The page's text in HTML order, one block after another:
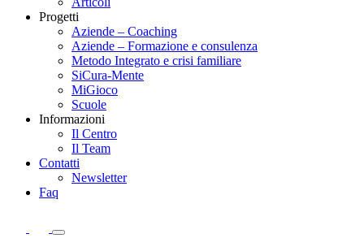
Progetti
Aziende – Coaching
Aziende – Formazione e consulenza
Metodo Integrato e crisi familiare
SiCura-Mente
MiGioco
Scuole
Informazioni
Il Centro
Il Team
Contatti
Newsletter
Faq